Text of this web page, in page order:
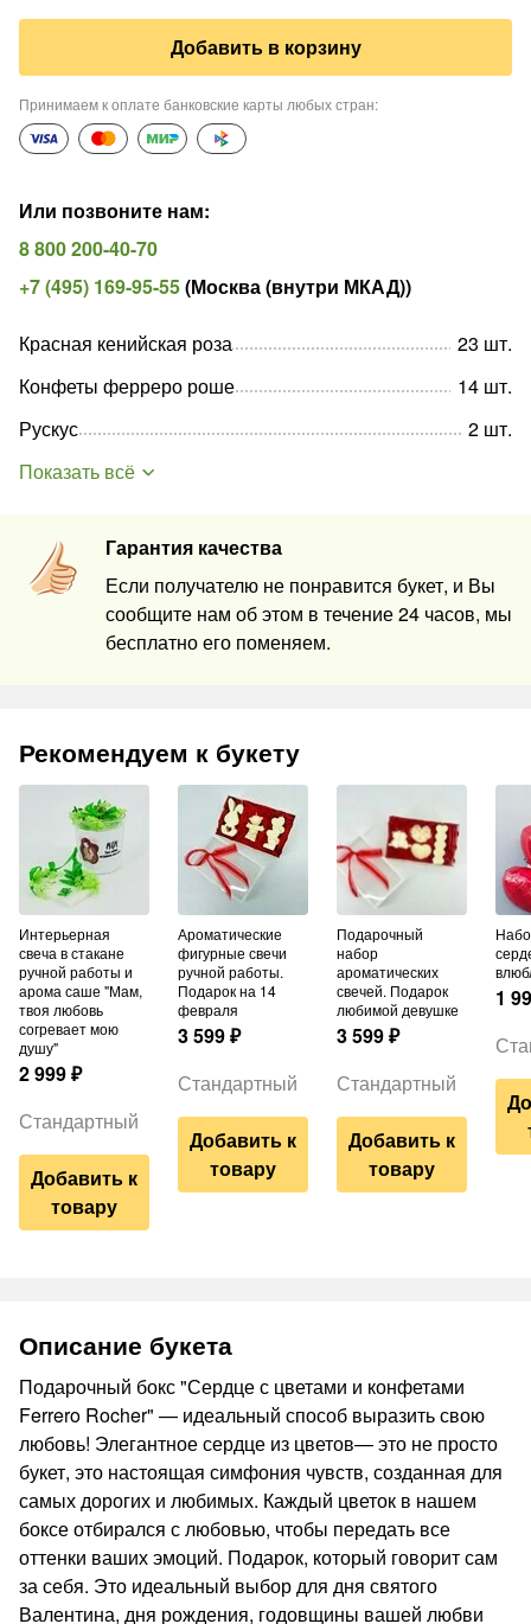
Добавить в корзину
Принимаем к оплате банковские карты любых стран:
Или позвоните нам:
8 800 200-40-70
+7 (495) 169-95-55(Москва (внутри МКАД))
Гарантия качества
Если получателю не понравится букет, и Вы
сообщите нам об этом в течение 24 часов, мы
бесплатно его поменяем.
Красная кенийская роза 23 шт.
Конфеты ферреро роше
14 шт.
Рускус
2 шт.
Показать всё
Рекомендуем к букету
Интерьерная
свеча в стакане
ручной работы и
арома саше "Мам,
твоя любовь
согревает мою
душу"
2 999₽
Стандартный
Добавить к
товару
Ароматические
фигурные свечи
ручной работы.
Подарок на 14
февраля
3 599₽
Стандартный
Добавить к
товару
Подарочный
набор
ароматических
свечей. Подарок
любимой девушке
3 599₽
Стандартный
Добавить к
товару
Набор шаров из 3
1
Описание букета
Подарочный бокс "Сердце с цветами и конфетами
Ferrero Rocher" — идеальный способ выразить свою
любовь! Элегантное сердце из цветов— это не просто
букет, это настоящая симфония чувств, созданная для
самых дорогих и любимых. Каждый цветок в нашем
боксе отбирался с любовью, чтобы передать все
оттенки ваших эмоций. Подарок, который говорит сам
за себя. Это идеальный выбор для дня святого
Валентина, дня рождения, годовщины вашей любви